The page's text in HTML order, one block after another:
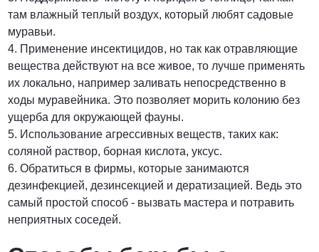
там влажный теплый воздух, который любят садовые
муравьи.
4. Применение инсектицидов, но так как отравляющие
вещества действуют на все живое, то лучше применять
их локально, например заливать непосредственно в
ходы муравейника. Это позволяет морить колонию без
ущерба для окружающей фауны.
5. Использование агрессивных веществ, таких как:
соляной раствор, борная кислота, уксус.
6. Обратиться в фирмы, которые занимаются
дезинфекцией, дезинсекцией и дератизацией. Ведь это
самый простой способ - вызвать мастера и потравить
неприятных соседей.